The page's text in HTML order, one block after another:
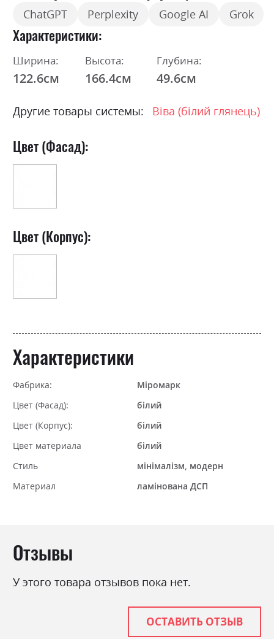
ChatGPT Perplexity Google AI Grok
Характеристики
Ширина:
122.6см
Высота:
166.4см
Глубина:
49.6см
Другие товары системы: Віва (білий глянець)
Цвет (Фасад):
Цвет (Корпус):
Характеристики
Фабрика:
Міромарк
Цвет (Фасад):
білий
Цвет (Корпус):
білий
Цвет материала
білий
Стиль
мінімалізм, модерн
Материал
ламінована ДСП
Отзывы
У этого товара отзывов пока нет.
ОСТАВИТЬ ОТЗЫВ